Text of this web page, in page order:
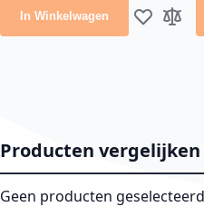
In Winkelwagen Voeg toe
Producten vergelijken
Geen producten